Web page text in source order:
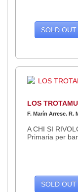
SOLD OUT
LOS
F. Marín Arrese. R.
A CHI SI
Primaria per
SOLD OUT